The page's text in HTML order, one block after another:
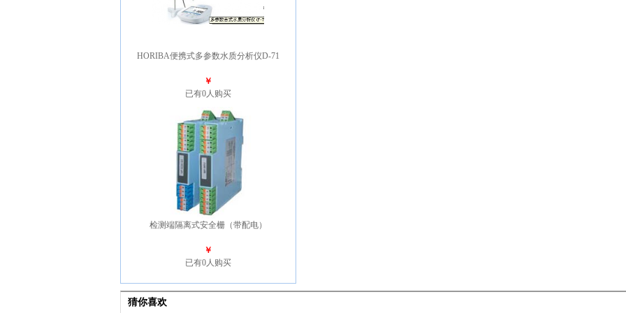
HORIBA便携式多参数水质分析仪D-71
￥
已有0人购买
检测端隔离式安全栅（带配电）
￥
已有0人购买
猜你喜欢